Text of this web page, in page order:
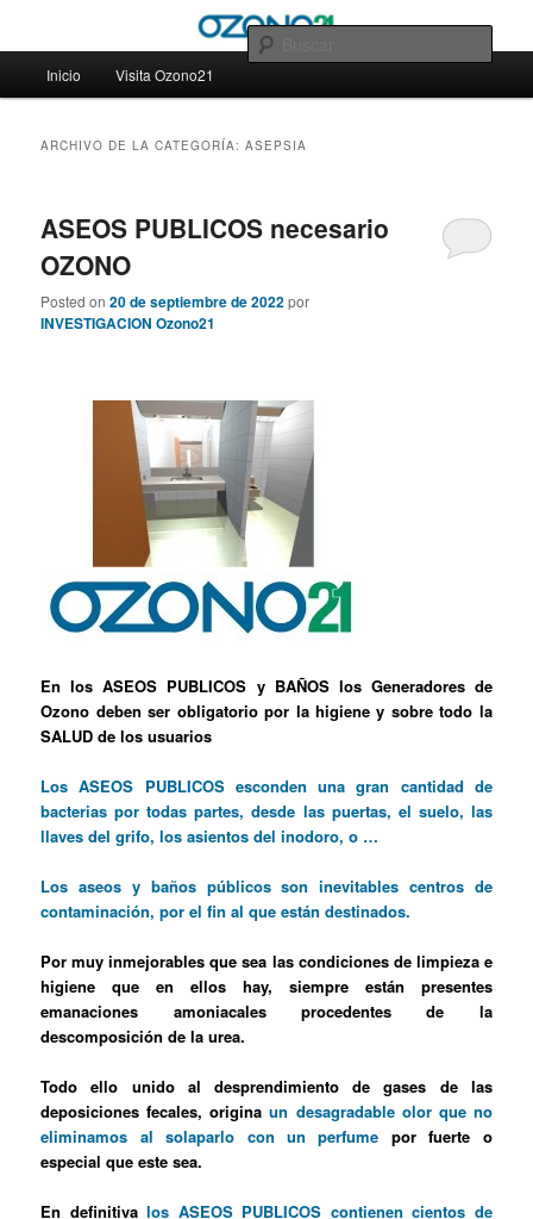
principal
secundario
– Blog Ozono21
principal
Inicio Visita Ozono21
ARCHIVO DE LA CATEGORÍA:ASEPSIA
ASEOS PUBLICOS necesario
OZONO
Posted on20 de septiembre de 2022por
INVESTIGACION Ozono21
En los ASEOS PUBLICOS y BAÑOS los Generadores de
Ozono deben ser obligatorio por la higiene y sobre todo la
SALUD de los usuarios
Los ASEOS PUBLICOS esconden una gran cantidad de
bacterias por todas partes, desde las puertas, el suelo, las
llaves del grifo, los asientos del inodoro, o …
Los aseos y baños públicos son inevitables centros de
contaminación, por el fin al que están destinados.
Por muy inmejorables que sea las condiciones de limpieza e
higiene que en ellos hay, siempre están presentes
emanaciones amoniacales procedentes de la
descomposición de la urea.
Todo ello unido al desprendimiento de gases de las
deposiciones fecales, originaun desagradable olor que no
eliminamos al solaparlo con un perfume por fuerte o
especial que este sea.
En definitivalos ASEOS PUBLICOS contienen cientos de